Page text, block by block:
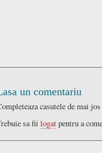
un comentariu
casutele de mai
sa fii logatpentru a